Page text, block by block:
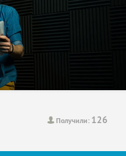
Получили: 126